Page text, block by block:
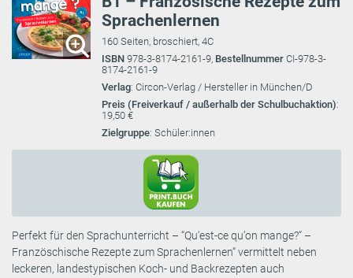
Sprachenlernen
160 Seiten, broschiert, 4C
ISBN 978-3-8174-2161-9, Bestellnummer CI-978-3-
8174-2161-9
Verlag: Circon-Verlag / Hersteller in München/D
Preis (Freiverkauf / außerhalb der Schulbuchaktion):
19,50 €
Zielgruppe: Schüler:innen
Perfekt für den Sprachunterricht – “Qu‘est-ce qu‘on mange?“ –
Französchische Rezepte zum Sprachenlernen“ vermittelt neben
leckeren, landestypischen Koch- und Backrezepten auch